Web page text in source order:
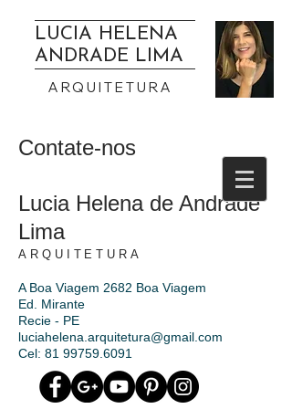
LUCIA HELENA
ANDRADE LIMA
ARQUITETURA
Contate-nos
Lucia Helena de Andrade
Lima
ARQUITETURA
A Boa Viagem 2682 Boa Viagem
Ed. Mirante
Recie - PE
luciahelena.arquitetura@gmail.com
Cel: 81 99759.6091